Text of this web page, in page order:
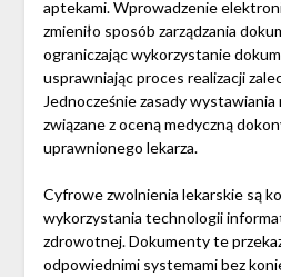
aptekami. Wprowadzenie
zmieniło sposób zarządzania
ograniczając wykorzystanie
usprawniając proces realizacji
Jednocześnie zasady
związane z oceną medyczną
uprawnionego lekarza.
Cyfrowe zwolnienia lekarskie są
wykorzystania technologii
zdrowotnej. Dokumenty te
odpowiednimi systemami bez